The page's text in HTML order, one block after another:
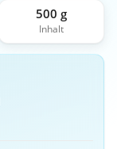
500 g
Inhalt